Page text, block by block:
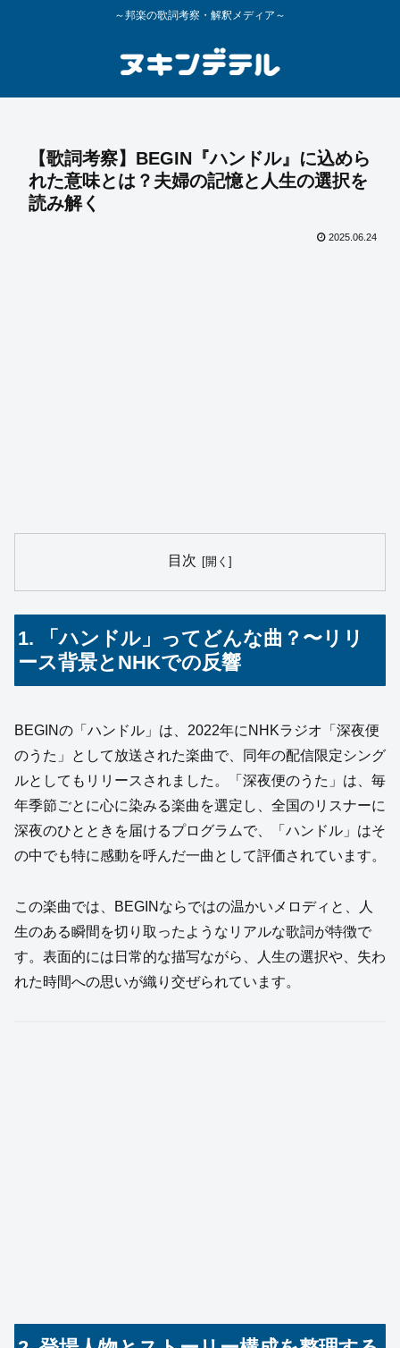
～邦楽の歌詞考察・解釈メディア～
【歌詞考察】BEGIN『ハンドル』に込めら
れた意味とは？夫婦の記憶と人生の選択を
読み解く
2025.06.24
目次
1. 「ハンドル」ってどんな曲？〜リリ
ース背景とNHKでの反響
BEGINの「ハンドル」は、2022年にNHKラジオ「深夜便
のうた」として放送された楽曲で、同年の配信限定シング
ルとしてもリリースされました。「深夜便のうた」は、毎
年季節ごとに心に染みる楽曲を選定し、全国のリスナーに
深夜のひとときを届けるプログラムで、「ハンドル」はそ
の中でも特に感動を呼んだ一曲として評価されています。
この楽曲では、BEGINならではの温かいメロディと、人
生のある瞬間を切り取ったようなリアルな歌詞が特徴で
す。表面的には日常的な描写ながら、人生の選択や、失わ
れた時間への思いが織り交ぜられています。